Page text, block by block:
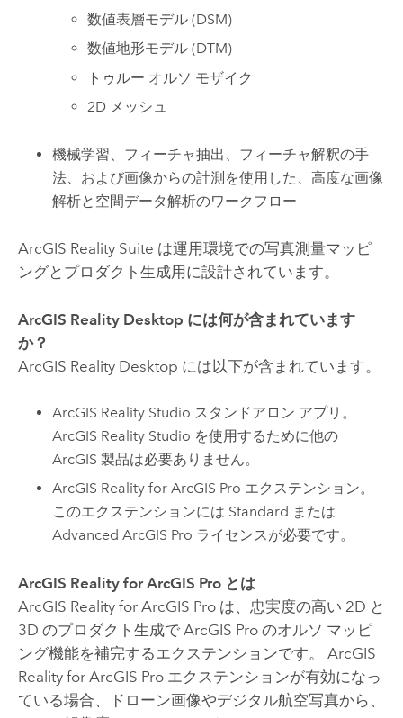
数値表層モデル (DSM)
数値地形モデル (DTM)
トゥルー オルソ モザイク
2D メッシュ
機械学習、フィーチャ抽出、フィーチャ解釈の手
法、および画像からの計測を使用した、高度な画像
解析と空間データ解析のワークフロー
ArcGIS Reality Suite は運用環境での写真測量マッピ
ングとプロダクト生成用に設計されています。
ArcGIS Reality Desktop には何が含まれています
か？
ArcGIS Reality Desktop には以下が含まれています。
ArcGIS Reality Studio スタンドアロン アプリ。
ArcGIS Reality Studio を使用するために他の
ArcGIS 製品は必要ありません。
ArcGIS Reality for ArcGIS Pro エクステンション。
このエクステンションには Standard または
AdvancedArcGIS Pro ライセンスが必要です。
ArcGIS Reality for ArcGIS Proとは
ArcGIS Reality for ArcGIS Proは、忠実度の高い 2D と
3D のプロダクト生成で ArcGIS Proのオルソ マッピ
ング機能を補完するエクステンションです。 ArcGIS
Reality for ArcGIS Proエクステンションが有効になっ
ている場合、ドローン画像やデジタル航空写真から、